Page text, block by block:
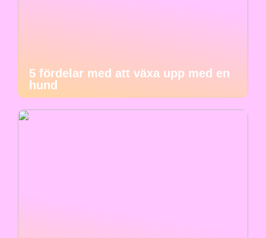
5 fördelar med att växa upp med en
hund